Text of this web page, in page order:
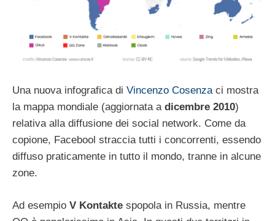
Una nuova infografica di Vincenzo Cosenzaci mostra
la mappa mondiale (aggiornata adicembre 2010)
relativa alla diffusione dei social network. Come da
copione, Facebool straccia tutti i concorrenti, essendo
diffuso praticamente in tutto il mondo, tranne in alcune
zone.
Ad esempio V Kontakte spopola in Russia, mentre